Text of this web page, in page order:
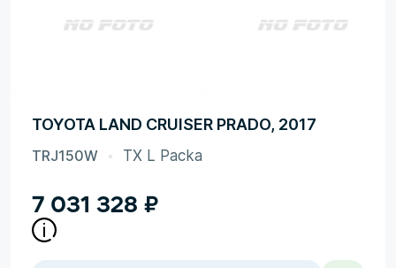
TOYOTA LAND CRUISER PRADO, 2017
TRJ150W TX L Packa
7 031 328 ₽